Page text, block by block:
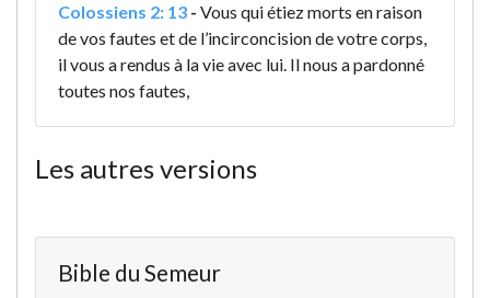
Colossiens 2: 13 - Vous qui étiez morts en raison
de vos fautes et de l’incirconcision de votre corps,
il vous a rendus à la vie avec lui. Il nous a pardonné
toutes nos fautes,
Les autres versions
Bible du Semeur